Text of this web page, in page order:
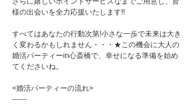
様の出会いを全力応援いたします!!
すべてはあなたの行動次第!小さな一歩で未来は大き
く変わるかもしれません・・・★この機会に大人の
婚活パーティーin心斎橋で、幸せになる準備を始め
てくださいね。
<婚活パーティーの流れ>
------